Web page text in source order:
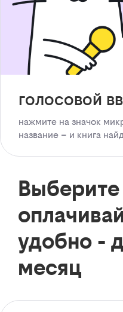
голосовой
нажмите на значок
название – и книга
удобно -
месяц